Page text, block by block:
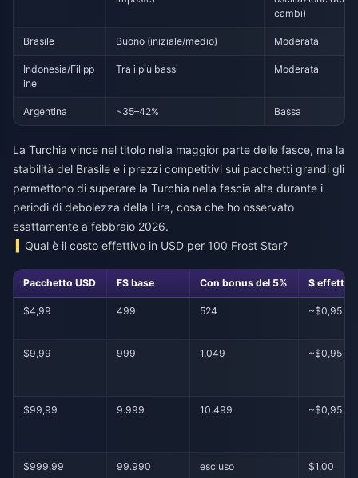
cambi)
Brasile Buono (iniziale/medio) Moderata
Indonesia/Filipp
ine
Tra i più bassi Moderata
Argentina ~35–42% Bassa
La Turchia vince nel titolo nella maggior parte delle fasce, ma la
stabilità del Brasile e i prezzi competitivi sui pacchetti grandi gli
permettono di superare la Turchia nella fascia alta durante i
periodi di debolezza della Lira, cosa che ho osservato
esattamente a febbraio 2026.
Qual è il costo effettivo in USD per 100 Frost Star?
Pacchetto USD FS base Con bonus del 5% $
$4,99 499 524 ~$0,95
$9,99 999 1.049 ~$0,95
$99,99 9.999 10.499 ~$0,95
$999,99 99.990 escluso $1,00